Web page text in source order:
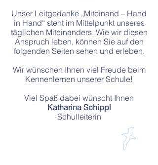
Unser Leitgedanke „Miteinand – Hand
in Hand“ steht im Mittelpunkt unseres
täglichen Miteinanders. Wie wir diesen
Anspruch leben, können Sie auf den
folgenden Seiten sehen und erleben.
Wir wünschen Ihnen viel Freude beim
Kennenlernen unserer Schule!
Viel Spaß dabei wünscht Ihnen
Katharina Schippl
Schulleiterin